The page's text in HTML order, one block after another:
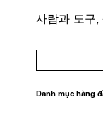
사람과 도구,
Danh mục hàng